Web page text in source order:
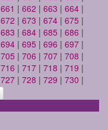
661 | 662 | 663 | 664 |
672 | 673 | 674 | 675 |
683 | 684 | 685 | 686 |
694 | 695 | 696 | 697 |
705 | 706 | 707 | 708 |
716 | 717 | 718 | 719 |
727 | 728 | 729 | 730 |